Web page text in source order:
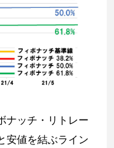
ナッチ・リトレー
安値を結ぶライン